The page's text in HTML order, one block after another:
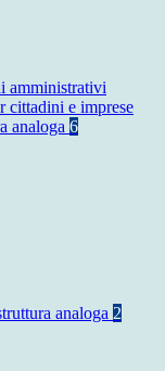
amministrativi
cittadini e imprese
analoga 6
analoga 2